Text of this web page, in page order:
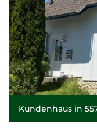
Kundenhaus in